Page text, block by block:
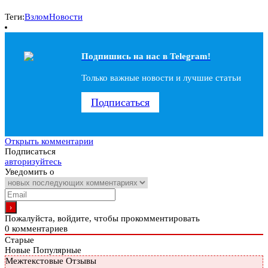
Теги:ВзломНовости
Подпишись на наc в Telegram!
Только важные новости и лучшие статьи
Подписаться
Открыть комментарии
Подписаться
авторизуйтесь
Уведомить о
Пожалуйста, войдите, чтобы прокомментировать
0 комментариев
Старые
Новые Популярные
Межтекстовые Отзывы